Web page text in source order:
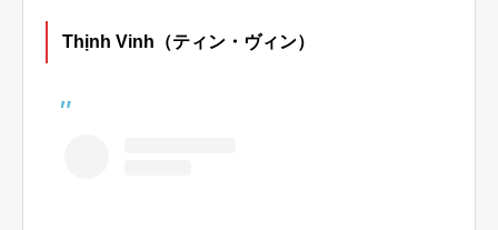
Thịnh Vinh（ティン・ヴィン）